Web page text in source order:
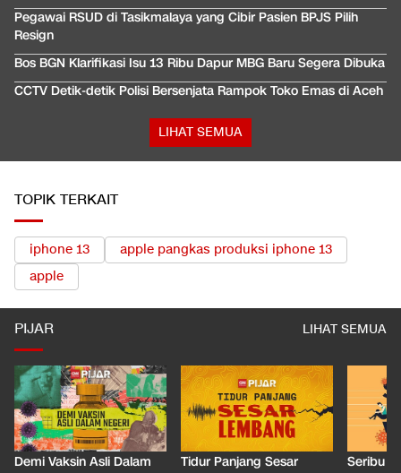
Pegawai RSUD di Tasikmalaya yang Cibir Pasien BPJS Pilih
Resign
Bos BGN Klarifikasi Isu 13 Ribu Dapur MBG Baru Segera Dibuka
CCTV Detik-detik Polisi Bersenjata Rampok Toko Emas di Aceh
LIHAT SEMUA
TOPIK TERKAIT
iphone 13
apple pangkas produksi iphone 13
apple
PIJAR LIHAT SEMUA
Demi Vaksin Asli Dalam
Tidur Panjang Sesar
Seribu